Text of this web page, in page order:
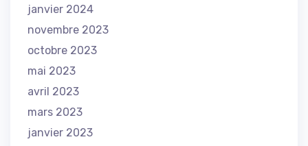
janvier 2024
novembre 2023
octobre 2023
mai 2023
avril 2023
mars 2023
janvier 2023